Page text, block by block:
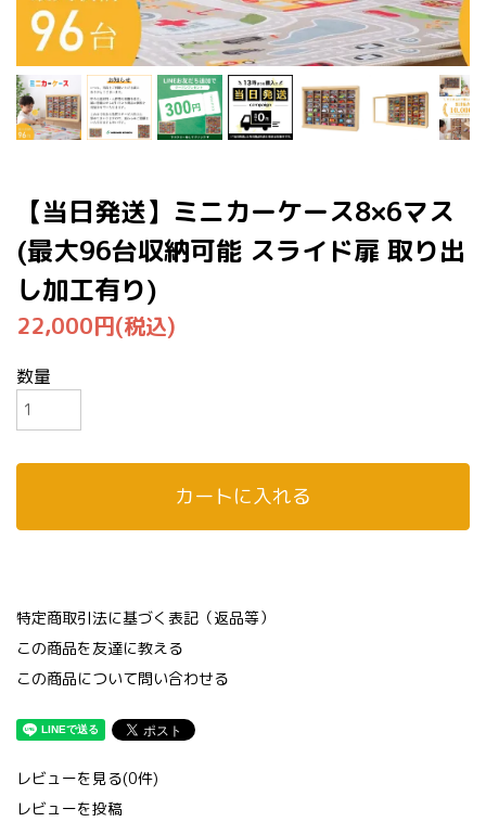
【当日発送】ミニカーケース8×6マス
(最大96台収納可能 スライド扉 取り出
し加工有り)
22,000円(税込)
数量
カートに入れる
特定商取引法に基づく表記（返品等）
この商品を友達に教える
この商品について問い合わせる
レビューを見る(0件)
レビューを投稿